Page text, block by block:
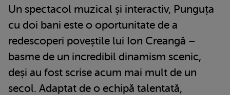
Un spectacol muzical și interactiv, Punguța
cu doi bani este o oportunitate de a
redescoperi poveștile lui Ion Creangă –
basme de un incredibil dinamism scenic,
deși au fost scrise acum mai mult de un
secol. Adaptat de o echipă talentată,